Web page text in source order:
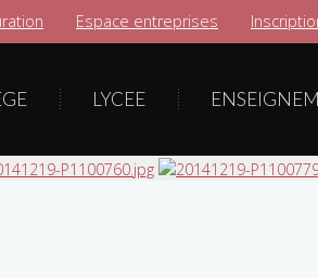
Espace entreprises
LYCEE